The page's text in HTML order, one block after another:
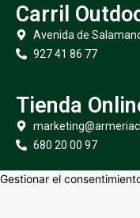
Carril
Avenida de
927 41 86 77
Tienda
680 20 00 97
Gestionar el